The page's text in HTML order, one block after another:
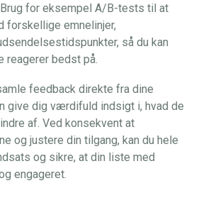
for eksempel A/B-tests til at
forskellige emnelinjer,
så du kan
reagerer bedst på.
feedback direkte fra dine
give dig værdifuld indsigt i, hvad de
af. Ved konsekvent at
og justere din tilgang, kan du hele
og sikre, at din liste med
engageret.